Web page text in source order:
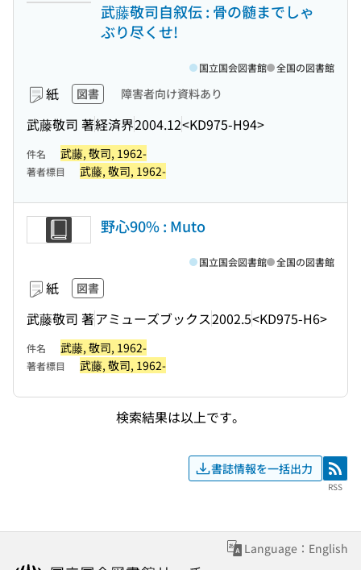
武藤敬司自叙伝 : 骨の髄までしゃ
ぶり尽くせ!
紙 図書 障害者向け資料あり
武藤敬司 著経済界2004.12<KD975-H94>
国立国会図書館 全国の図書館
件名 武藤, 敬司, 1962-
著者標目 武藤, 敬司, 1962-
野心90% : Muto
紙 図書
武藤敬司 著アミューズブックス2002.5<KD975-H6>
国立国会図書館 全国の図書館
件名 武藤, 敬司, 1962-
著者標目 武藤, 敬司, 1962-
検索結果は以上です。
書誌情報を一括出力 RSS
RSS
Language：English